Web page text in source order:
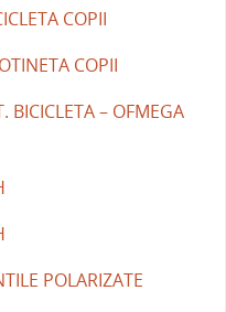
COPII
COPII
BICICLETA – OFMEGA
POLARIZATE